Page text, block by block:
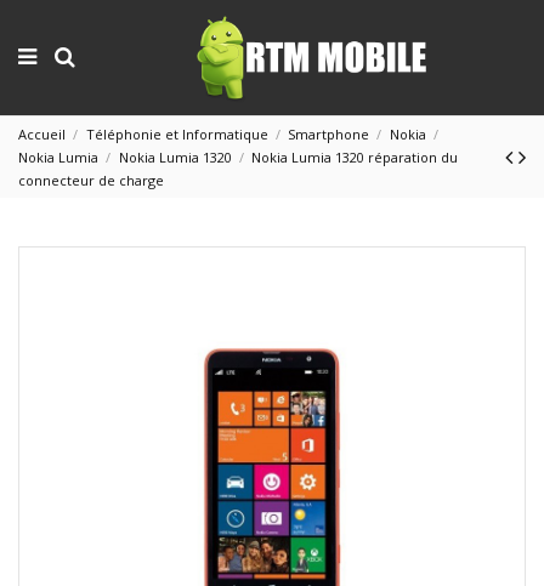
Accueil Téléphonie et Informatique Smartphone
Nokia
Nokia Lumia
Nokia Lumia 1320
Nokia Lumia 1320 réparation du
connecteur de charge